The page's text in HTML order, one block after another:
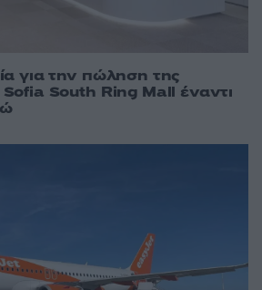
για την πώληση της
South Ring Mall έναντι